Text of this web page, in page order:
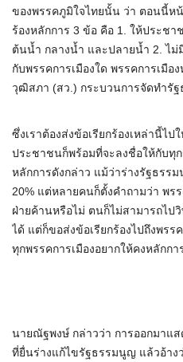
ของพรรคภูมิใจไทยนั้น ว่า ตอนนี้ห
ร้องหลักการ 3 ข้อ คือ 1. ให้ประช
ต้นน้ำ กลางน้ำ และปลายน้ำ 2. ไม่
กับพรรคการเมืองใด พรรคการเมือ
วุฒิสภา (สว.) กระบวนการจัดทำรั
ซึ่งเราต้องส่งข้อเรียกร้องเหล่านี้ไ
ประชาชนก็พร้อมที่จะลงชื่อให้กับทุ
หลักการดังกล่าว แม้ว่าร่างรัฐธรร
20% แต่หลายคนก็ตั้งคำถามว่า พร
ฝ่ายค้านหรือไม่ ตนก็ไม่สามารถไ
ได้ แต่ก็ขอส่งข้อเรียกร้องไปถึงพร
ทุกพรรคการเมืองอยากให้คงหลักก
นายณัฐพงษ์ กล่าวว่า การออกมาแ
ที่ยื่นร่างแก้ไขรัฐธรรมนูญ แล้วอ้าง